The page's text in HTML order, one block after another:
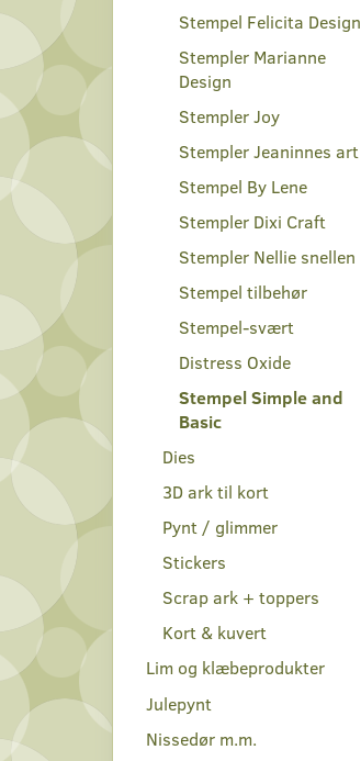
Stempel Felicita Design
Stempler Marianne
Design
Stempler Joy
Stempler Jeaninnes art
Stempel By Lene
Stempler Dixi Craft
Stempler Nellie snellen
Stempel tilbehør
Stempel-svært
Distress Oxide
Stempel Simple and
Basic
Dies
3D ark til kort
Pynt / glimmer
Stickers
Scrap ark + toppers
Kort & kuvert
Lim og klæbeprodukter
Julepynt
Nissedør m.m.